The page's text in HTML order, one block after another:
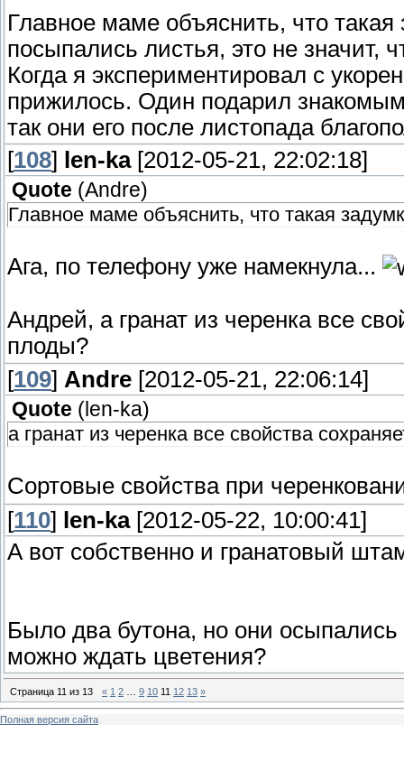
Главное маме объяснить, что
посыпались листья, это не значит,
Когда я экспериментировал с
прижилось. Один подарил
так они его после листопада
[108] len-ka[2012-05-21, 22:02:18]
Quote (Andre)
Главное маме объяснить, что такая
Ага, по телефону уже намекнула...
Андрей, а гранат из черенка все
плоды?
[109] Andre [2012-05-21, 22:06:14]
Quote ( len-ka)
а гранат из черенка все свойства
Сортовые свойства при
[110] len-ka[2012-05-22, 10:00:41]
А вот собственно и гранатовый
Было два бутона, но они
можно ждать цветения?
Страница 11 из 13 « 1 2 9 10 11 12 13 »
Полная версия сайта